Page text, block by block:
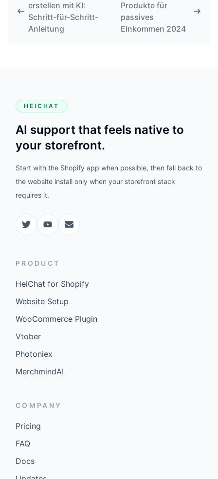
erstellen mit KI:
Schritt-für-Schritt-
Anleitung
Produkte für
passives
Einkommen 2024
HEICHAT
AI support that feels native to
your storefront.
Start with the Shopify app when possible, then fall back to
the website install only when your storefront stack
requires it.
PRODUCT
HeiChat for Shopify
Website Setup
WooCommerce Plugin
Vtober
Photoniex
MerchmindAI
COMPANY
Pricing
FAQ
Docs